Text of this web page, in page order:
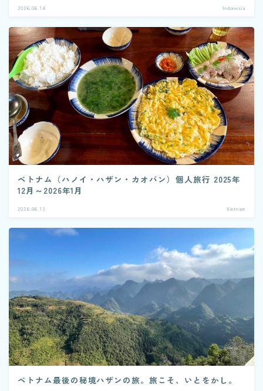
2026.06.14 Indonesia
ベトナム（ハノイ・ハザン・カオバン）個人旅行 2025年
12月～2026年1月
2026.06.13 Vietnam
ベトナム最後の秘境ハザンの旅。旅こそ、いとをかし。